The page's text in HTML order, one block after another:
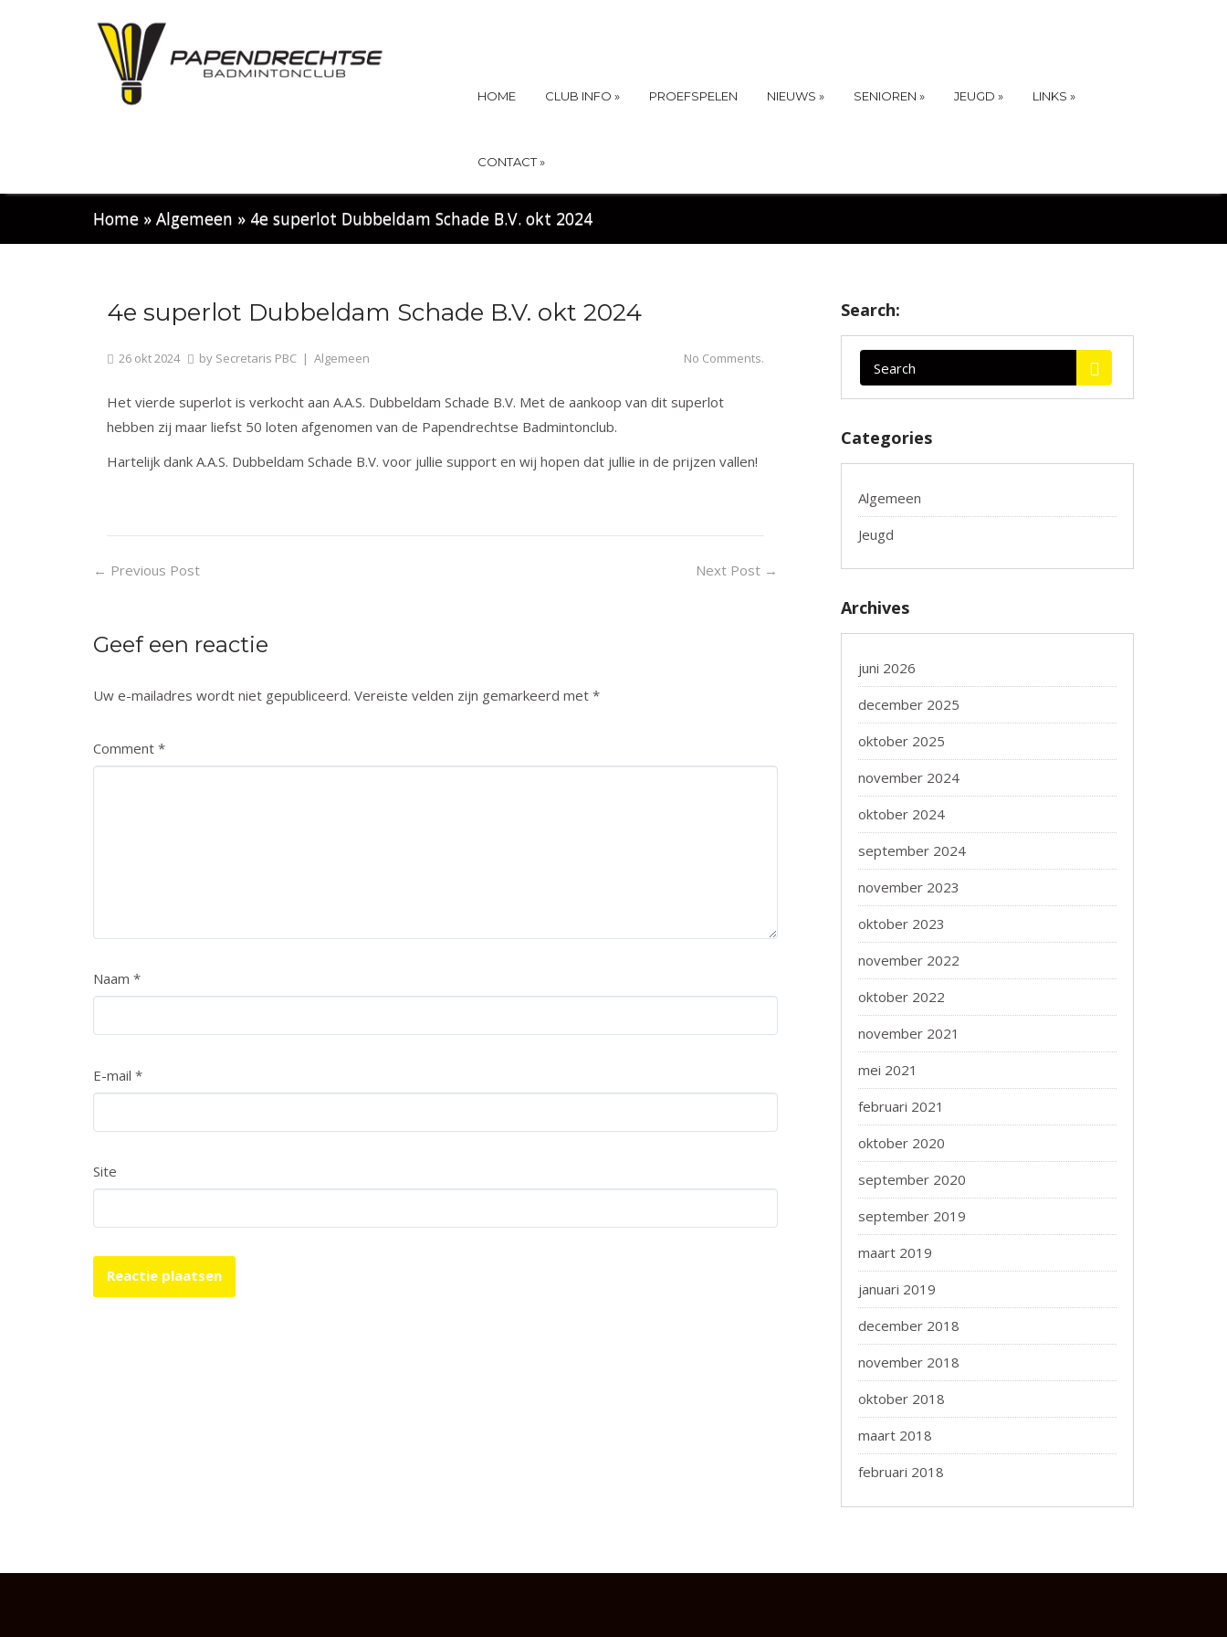
HOME CLUB INFO » PROEFSPELEN NIEUWS » SENIOREN » JEUGD » LINKS »
CONTACT»
Home » Algemeen » 4e superlot Dubbeldam Schade B.V. okt 2024
4e superlot Dubbeldam Schade B.V. okt 2024
26 okt2024 by Secretaris PBC | Algemeen No Comments.
Het vierde superlot is verkocht aan A.A.S. Dubbeldam Schade B.V. Met de aankoop van dit superlot
hebben zij maar liefst 50 loten afgenomen van de Papendrechtse Badmintonclub.
Hartelijk dank A.A.S. Dubbeldam Schade B.V. voor jullie support en wij hopen dat jullie in de prijzen vallen!
← Previous Post Next Post →
Geef een reactie
Uw e-mailadres wordt niet gepubliceerd. Vereiste velden zijn gemarkeerd met *
Comment *
Naam *
E-mail *
Site
Search:
Categories
Algemeen
Jeugd
Archives
juni 2026
december 2025
oktober 2025
november 2024
oktober 2024
september 2024
november 2023
oktober 2023
november 2022
oktober 2022
november 2021
mei 2021
februari 2021
oktober 2020
september 2020
september 2019
maart 2019
januari 2019
december 2018
november 2018
oktober 2018
maart 2018
februari 2018